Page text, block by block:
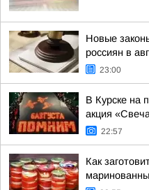
Новые
россиян в
23:00
В Курске на
акция
22:57
Как